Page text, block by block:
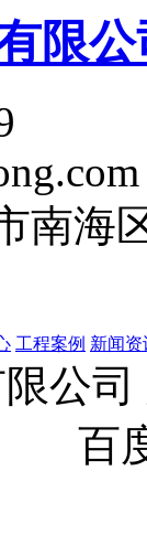
限公
南海
工程案例 新闻资
限
百